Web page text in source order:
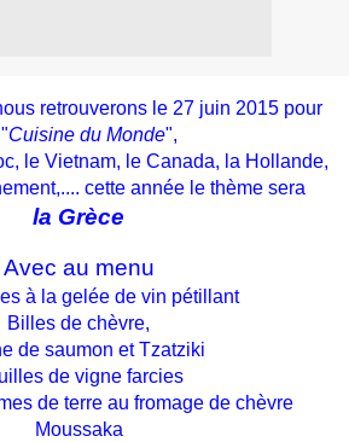
retrouverons le 27 juin 2015 pour
Cuisine du Monde",
le Vietnam, le Canada, la Hollande,
cette année le thème sera
la Grèce
Avec au menu
à la gelée de vin pétillant
Billes de chèvre,
de saumon et Tzatziki
de vigne farcies
de terre au fromage de chèvre
Moussaka